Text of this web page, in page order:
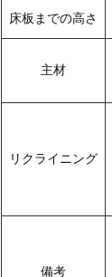
床板までの高さ
主材
リクライニング
備考